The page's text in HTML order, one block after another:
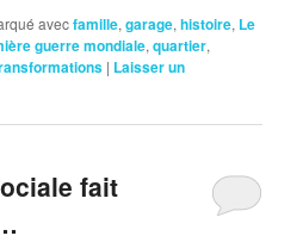
avecfamille,garage,histoire, Le
guerre mondiale,quartier,
| Laisser un
fait